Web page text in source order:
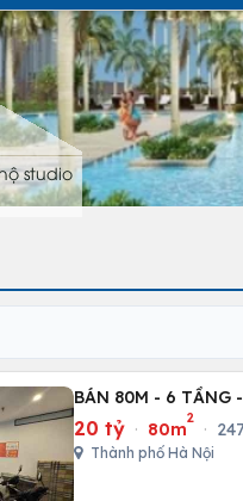
studio
BÁN 80M - 6 TẦNG
20 tỷ · 80m
2
·
Thành phố Hà Nội